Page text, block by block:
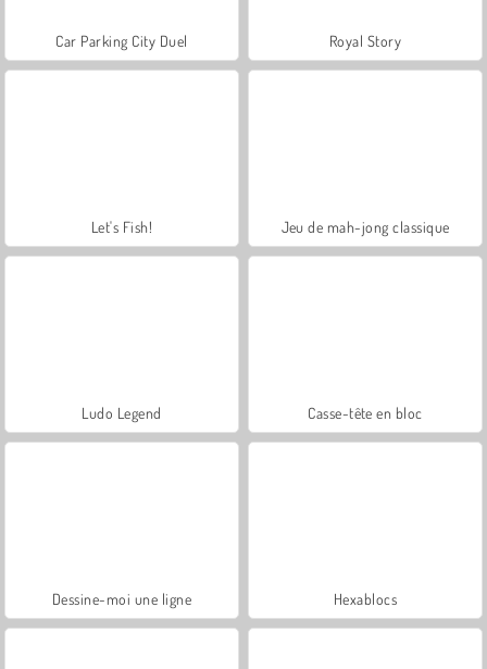
Car Parking City Duel Royal Story
Let's Fish! Jeu de mah-jong classique
Ludo Legend Casse-tête en bloc
Dessine-moi une ligne Hexablocs